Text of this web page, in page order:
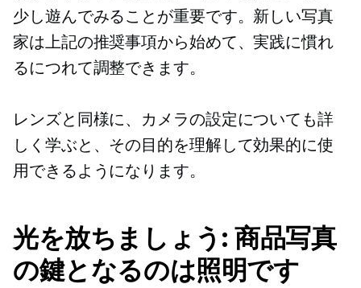
少し遊んでみることが重要です。新しい写真
家は上記の推奨事項から始めて、実践に慣れ
るにつれて調整できます。
レンズと同様に、カメラの設定についても詳
しく学ぶと、その目的を理解して効果的に使
用できるようになります。
光を放ちましょう: 商品写真
の鍵となるのは照明です